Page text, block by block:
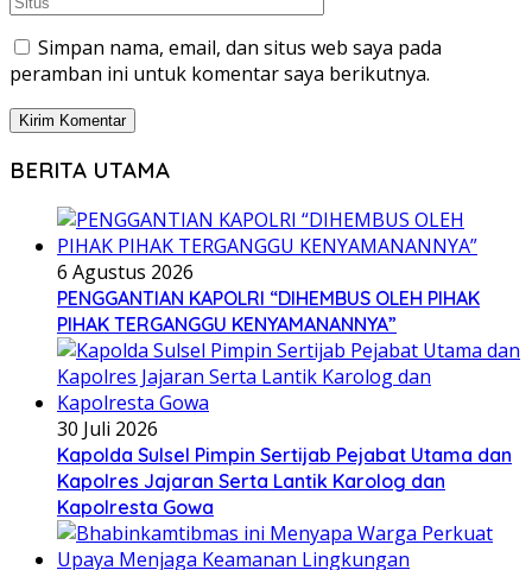
Simpan nama, email, dan situs web saya pada
peramban ini untuk komentar saya berikutnya.
BERITA UTAMA
6 Agustus 2026
PENGGANTIAN KAPOLRI “DIHEMBUS OLEH PIHAK
PIHAK TERGANGGU KENYAMANANNYA”
30 Juli 2026
Kapolda Sulsel Pimpin Sertijab Pejabat Utama dan
Kapolres Jajaran Serta Lantik Karolog dan
Kapolresta Gowa